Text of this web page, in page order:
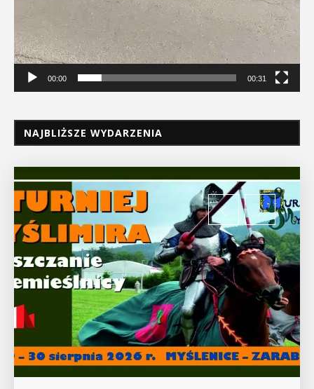
00:00 00:31
NAJBLIŻSZE WYDARZENIA